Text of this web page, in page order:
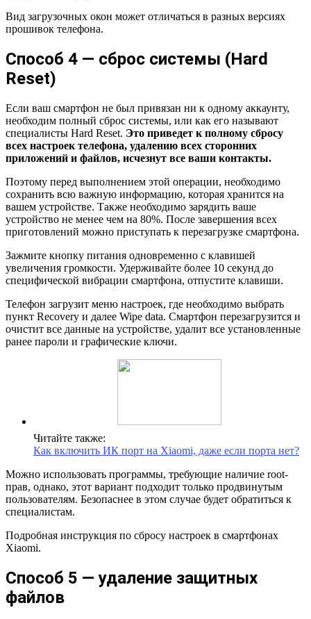
Вид загрузочных окон может отличаться в разных версиях
прошивок телефона.
Способ 4 — сброс системы (Hard
Reset)
Если ваш смартфон не был привязан ни к одному аккаунту,
необходим полный сброс системы, или как его называют
специалисты Hard Reset. Это приведет к полному сбросу
всех настроек телефона, удалению всех сторонних
приложений и файлов, исчезнут все ваши контакты.
Поэтому перед выполнением этой операции, необходимо
сохранить всю важную информацию, которая хранится на
вашем устройстве. Также необходимо зарядить ваше
устройство не менее чем на 80%. После завершения всех
приготовлений можно приступать к перезагрузке смартфона.
Зажмите кнопку питания одновременно с клавишей
увеличения громкости. Удерживайте более 10 секунд до
специфической вибрации смартфона, отпустите клавиши.
Телефон загрузит меню настроек, где необходимо выбрать
пункт Recovery и далее Wipe data. Смартфон перезагрузится и
очистит все данные на устройстве, удалит все установленные
ранее пароли и графические ключи.
Читайте также:
Как включить ИК порт на Xiaomi, даже если порта нет?
Можно использовать программы, требующие наличие root-
прав, однако, этот вариант подходит только продвинутым
пользователям. Безопаснее в этом случае будет обратиться к
специалистам.
Подробная инструкция по сбросу настроек в смартфонах
Xiaomi.
Способ 5 — удаление защитных
файлов